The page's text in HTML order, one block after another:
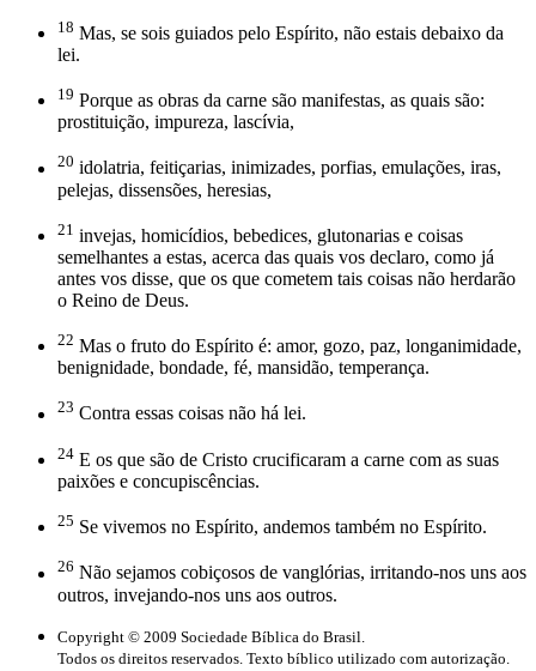
18 Mas, se sois guiados pelo Espírito, não estais debaixo da
lei.
19 Porque as obras da carne são manifestas, as quais são:
prostituição, impureza, lascívia,
20 idolatria, feitiçarias, inimizades, porfias, emulações, iras,
pelejas, dissensões, heresias,
21 invejas, homicídios, bebedices, glutonarias e coisas
semelhantes a estas, acerca das quais vos declaro, como já
antes vos disse, que os que cometem tais coisas não herdarão
o Reino de Deus.
22 Mas o fruto do Espírito é: amor, gozo, paz, longanimidade,
benignidade, bondade, fé, mansidão, temperança.
23 Contra essas coisas não há lei.
24 E os que são de Cristo crucificaram a carne com as suas
paixões e concupiscências.
25 Se vivemos no Espírito, andemos também no Espírito.
26 Não sejamos cobiçosos de vanglórias, irritando-nos uns aos
outros, invejando-nos uns aos outros.
Copyright © 2009 Sociedade Bíblica do Brasil.
Todos os direitos reservados. Texto bíblico utilizado com autorização.